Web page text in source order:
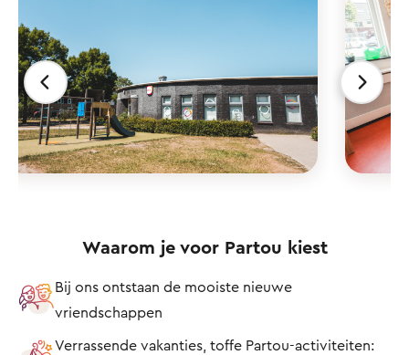
Waarom je voor Partou kiest
Bij ons ontstaan de mooiste nieuwe
vriendschappen
Verrassende vakanties, toffe Partou-activiteiten: